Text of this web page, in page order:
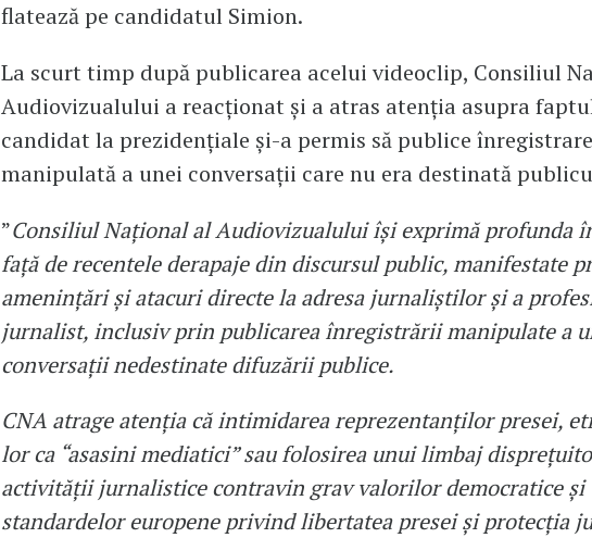
flatează pe candidatul Simion.
La scurt timp după publicarea acelui videoclip, Consiliul
Audiovizualului a reacționat și a atras atenția asupra
candidat la prezidențiale și-a permis să publice
manipulată a unei conversații care nu era destinată
”Consiliul Național al Audiovizualului își exprimă profunda
față de recentele derapaje din discursul public, manifestate
amenințări și atacuri directe la adresa jurnaliștilor și a
jurnalist, inclusiv prin publicarea înregistrării manipulate a
conversații nedestinate difuzării publice.
CNA atrage atenția că intimidarea reprezentanților presei,
lor ca “asasini mediatici” sau folosirea unui limbaj
activității jurnalistice contravin grav valorilor democratice și
standardelor europene privind libertatea presei și protecția